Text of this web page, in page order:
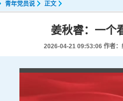
青年党员说 正文
姜秋睿：一个
2026-04-21 09:53:06 作者：